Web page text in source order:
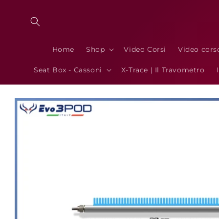
ai contenuti
Home Shop Video Corsi Video
Seat Box - Cassoni X-Trace | Il Travometro
Passa alle
informazioni
sul prodotto